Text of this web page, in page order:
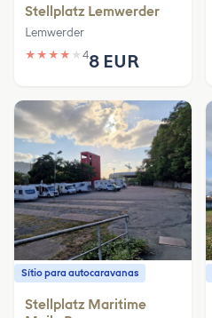
Stellplatz Lemwerder
Lemwerder
★ ★ ★ ★ ★ 48 EUR
Sítio para autocaravanas
Stellplatz Maritime